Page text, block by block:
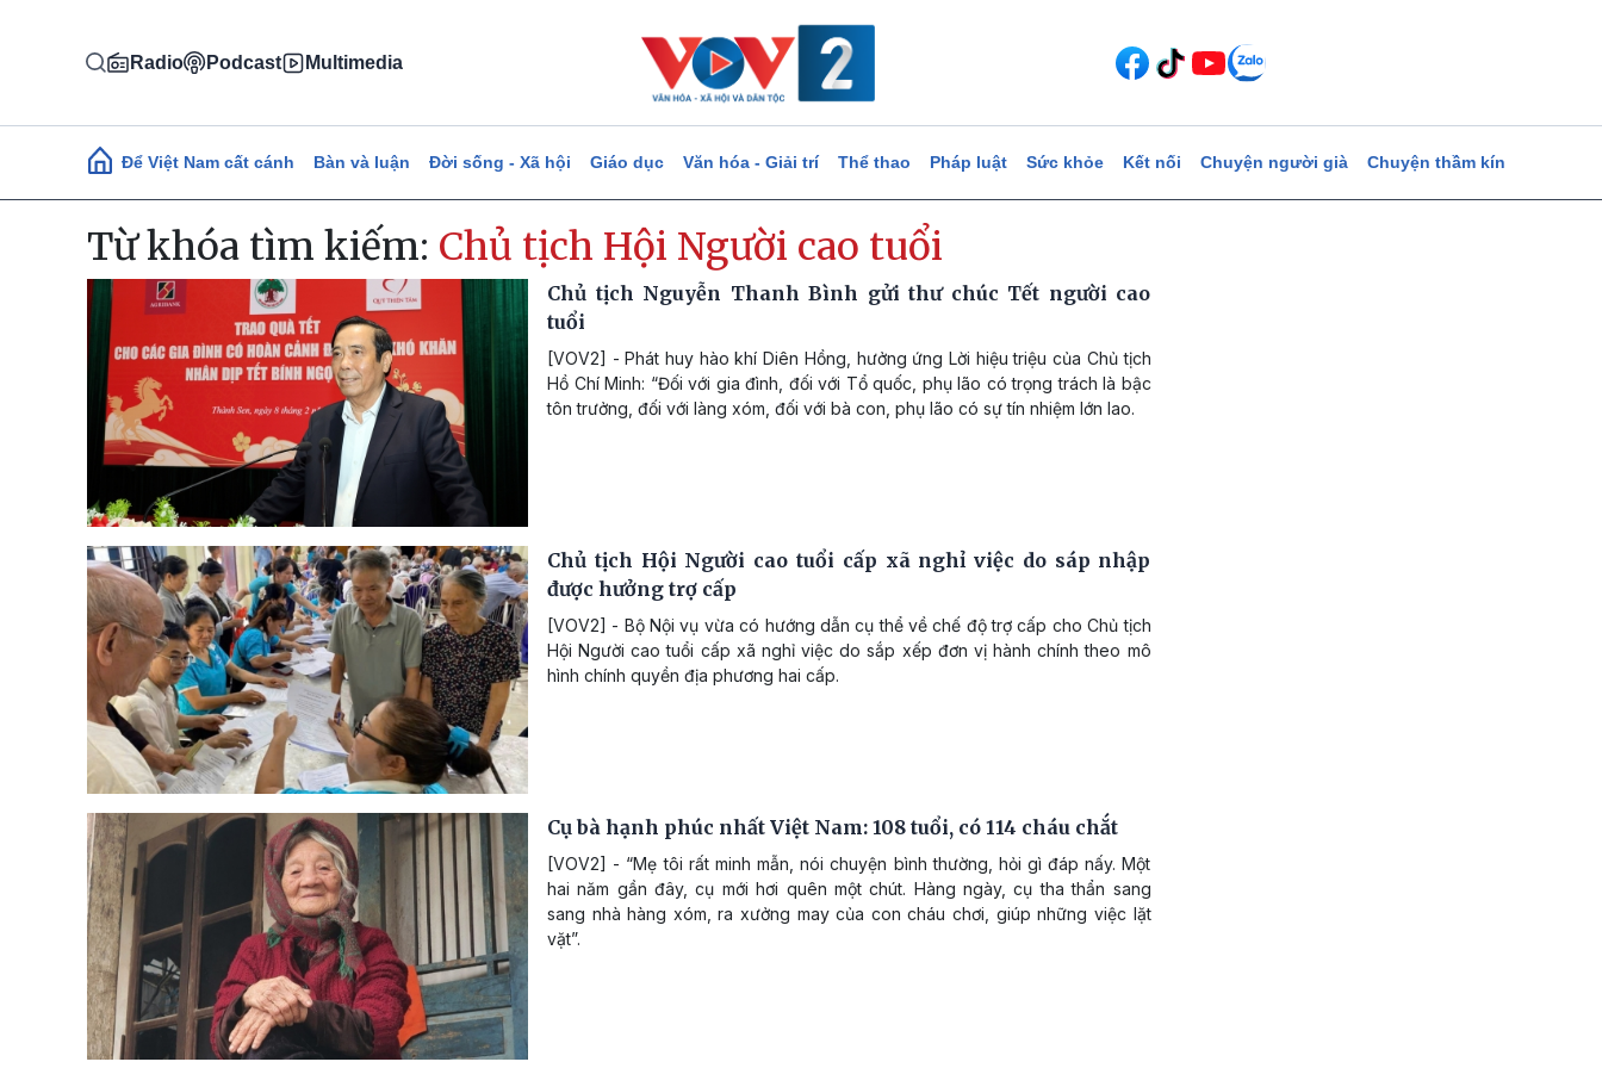
Radio Podcast Multimedia
Main navigation
Để Việt Nam cất cánh Bàn và luận Đời sống - Xã hội Giáo dục Văn hóa - Giải trí Thể thao Pháp luật Sức khỏe Kết nối Chuyện người già Chuyện thầm kín
Từ khóa tìm kiếm: Chủ tịch Hội Người cao tuổi
Chủ tịch Nguyễn Thanh Bình gửi thư chúc Tết người cao
tuổi
[VOV2] - Phát huy hào khí Diên Hồng, hưởng ứng Lời hiệu triệu của Chủ tịch
Hồ Chí Minh: “Đối với gia đình, đối với Tổ quốc, phụ lão có trọng trách là bậc
tôn trưởng, đối với làng xóm, đối với bà con, phụ lão có sự tín nhiệm lớn lao.
Chủ tịch Hội Người cao tuổi cấp xã nghỉ việc do sáp nhập
được hưởng trợ cấp
[VOV2] - Bộ Nội vụ vừa có hướng dẫn cụ thể về chế độ trợ cấp cho Chủ tịch
Hội Người cao tuổi cấp xã nghỉ việc do sắp xếp đơn vị hành chính theo mô
hình chính quyền địa phương hai cấp.
Cụ bà hạnh phúc nhất Việt Nam: 108 tuổi, có 114 cháu chắt
[VOV2] - “Mẹ tôi rất minh mẫn, nói chuyện bình thường, hỏi gì đáp nấy. Một
hai năm gần đây, cụ mới hơi quên một chút. Hàng ngày, cụ tha thẩn sang
sang nhà hàng xóm, ra xưởng may của con cháu chơi, giúp những việc lặt
vặt”.